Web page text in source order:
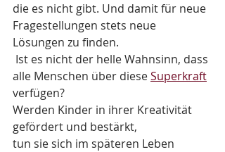
die es nicht gibt. Und damit für neue
Fragestellungen stets neue
Lösungen zu finden.
alle Menschen über diese Superkraft
verfügen?
Werden Kinder in ihrer Kreativität
gefördert und bestärkt,
tun sie sich im späteren Leben